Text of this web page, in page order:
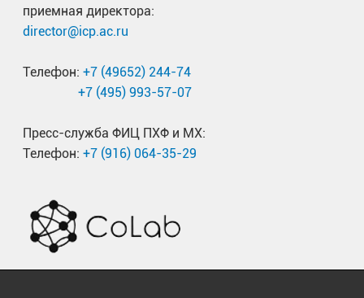
приемная директора:
director@icp.ac.ru
Телефон: +7 (49652) 244-74
+7 (495) 993-57-07
Пресс-служба ФИЦ ПХФ и МХ:
Телефон: +7 (916) 064-35-29